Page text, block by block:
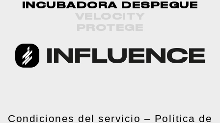
INCUBADORA DESPEGUE
VELOCITY
PROTEGE
Condiciones del servicio – Política de